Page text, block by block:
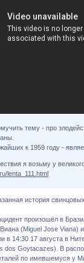
тему - про
к 1959 году -
я возьму у
lenta_111.html
история
произошёл в
(Miguel Jose Viana)
в 14:30 17 августа в
dos Goytacazes). В
по имевшемуся у